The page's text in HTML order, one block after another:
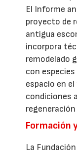
El Informe
proyecto de
antigua
incorpora
remodelado
con
espacio en
condiciones
Formación
La